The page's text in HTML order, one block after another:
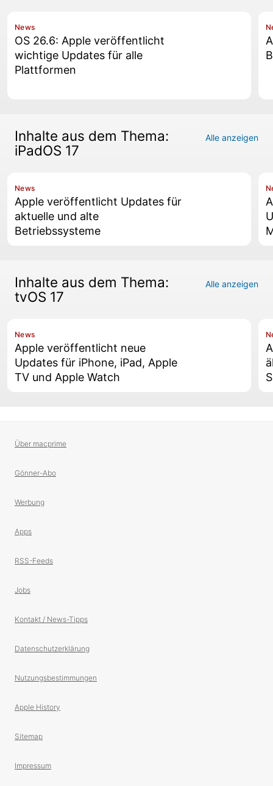
News
OS 26.6: Apple veröffentlicht
wichtige Updates für alle
Plattformen
Inhalte aus dem Thema:
iPadOS 17
Alle anzeigen
News
Apple veröffentlicht Updates für
aktuelle und alte
Betriebssysteme
Inhalte aus dem Thema:
tvOS 17
Alle anzeigen
News
Apple veröffentlicht neue
Updates für iPhone, iPad, Apple
TV und Apple Watch
Über macprime
Gönner-Abo
Werbung
Apps
RSS-Feeds
Jobs
Kontakt / News-Tipps
Datenschutzerklärung
Nutzungsbestimmungen
Apple History
Sitemap
Impressum